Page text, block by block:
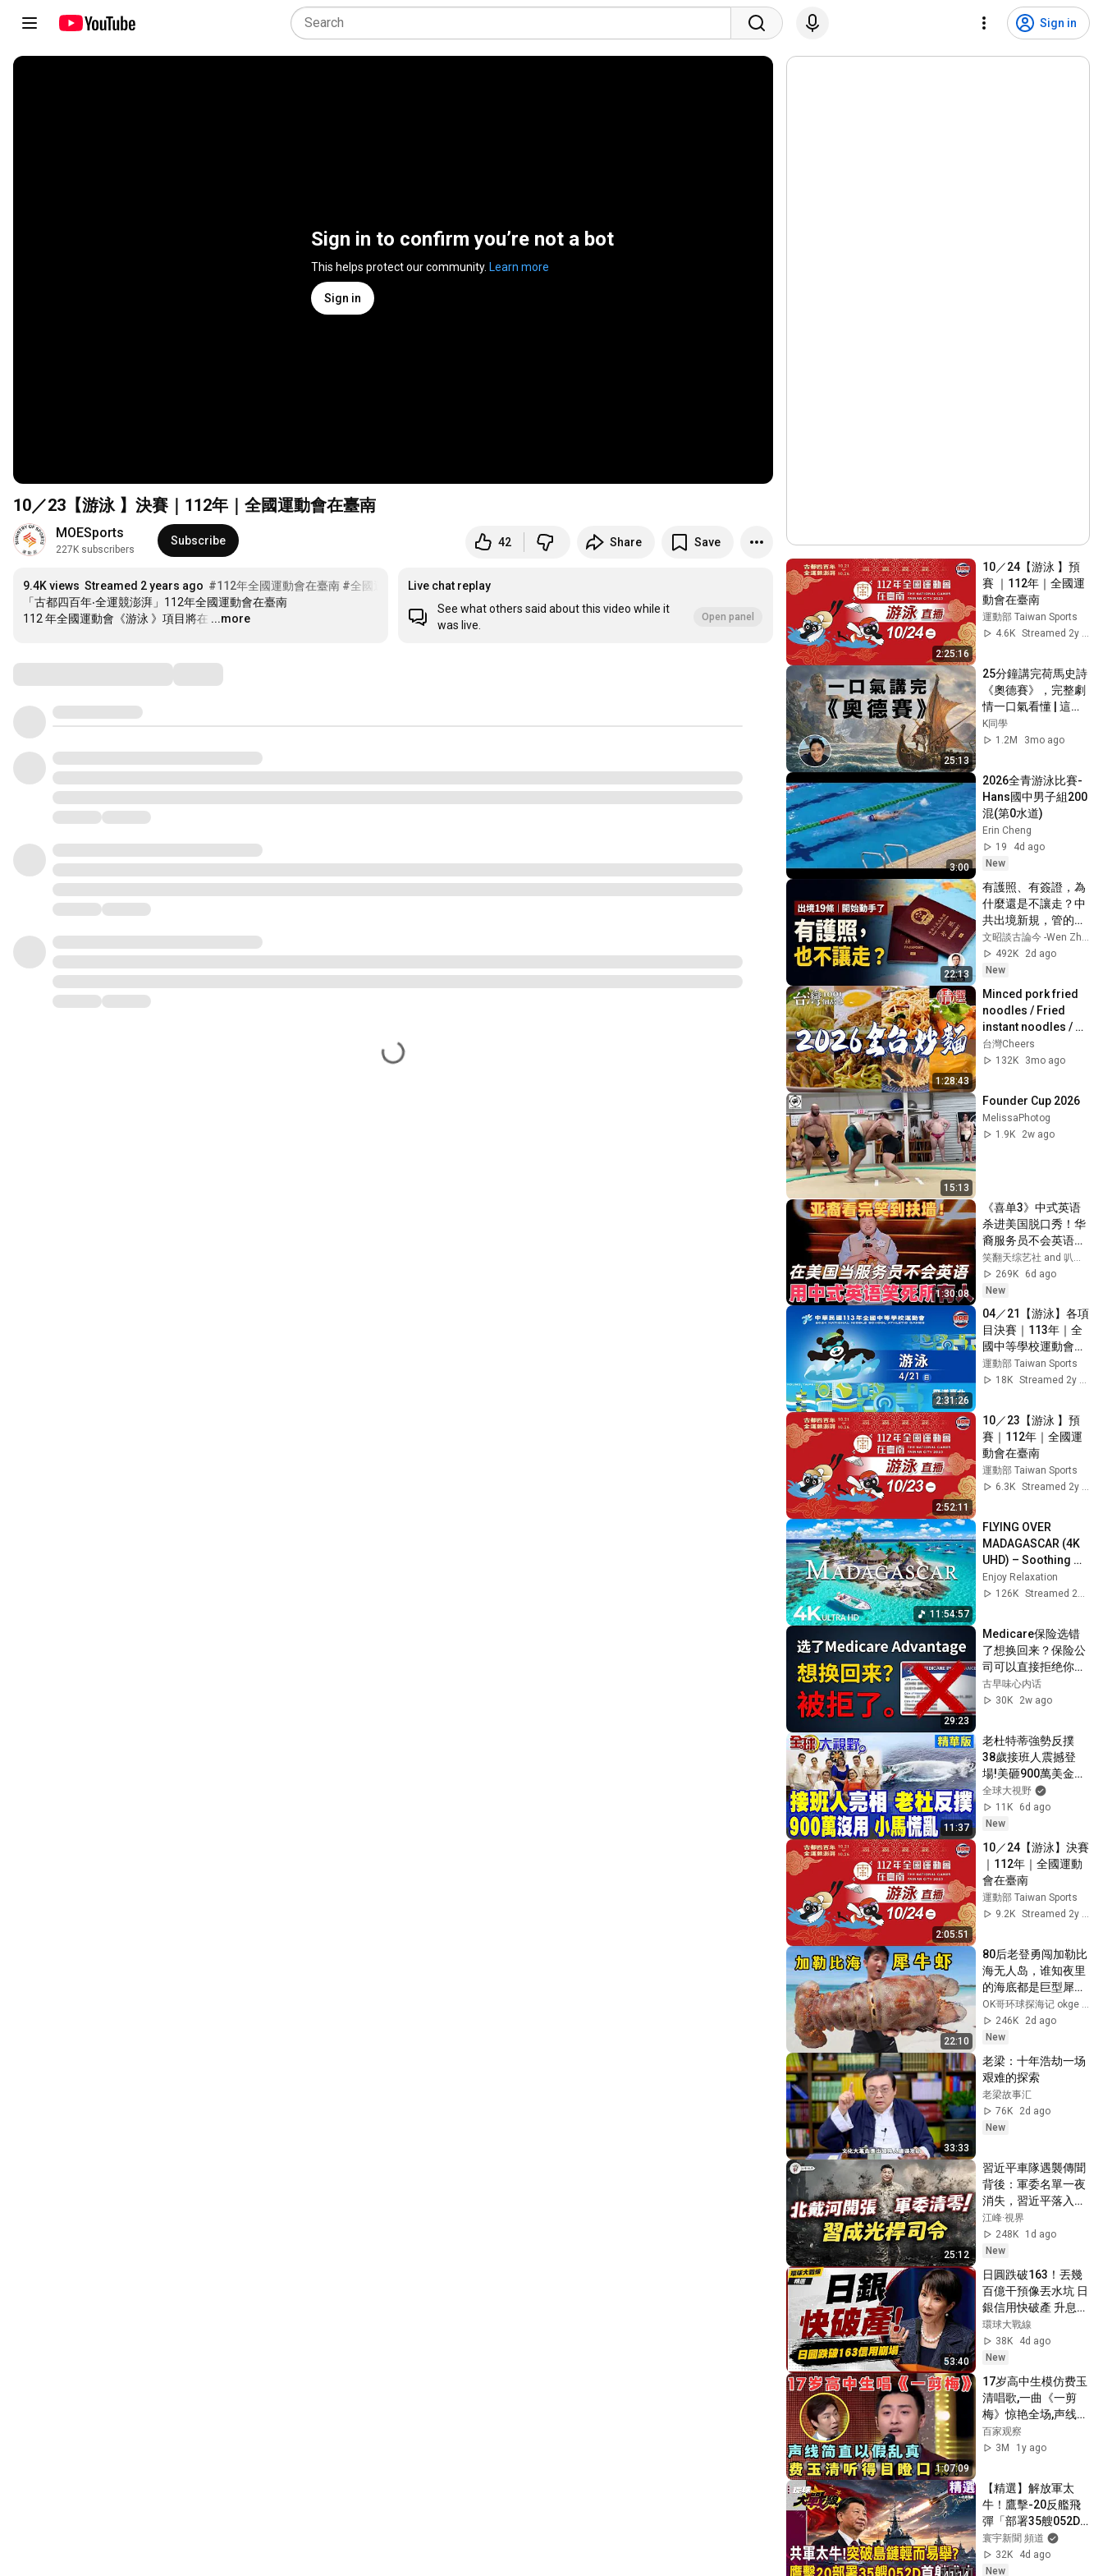
Sign in
Sign in to confirm you’re not a bot
This helps protect our community. Learn more
Sign in
10／23【游泳 】決賽｜112年｜全國運動會在臺南
MOESports
227K subscribers
Subscribe 42 Share Save
9.4K views Streamed 2 years ago #112年全國運動會在臺南 #全國運動會
#體育署傳播人才計畫
「古都四百年‧全運競澎湃」112年全國運動會在臺南
112 年全國運動會《游泳 》項目將在 …
...more
Live chat replay
See what others said about this video while it
was live.
Open panel
2:25:16
10／24【游泳 】預
賽 ｜112年｜全國運
動會在臺南
運動部 Taiwan Sports
4.6K
Streamed 2y ago
25:13
25分鐘講完荷馬史詩
《奧德賽》，完整劇
情一口氣看懂 | 這部
西方文學的開山之
作，到底有多精彩？
K同學
1.2M
3mo ago
3:00
2026全青游泳比賽-
Hans國中男子組200
混(第0水道)
Erin Cheng
19
4d ago
New
22:13
有護照、有簽證，為
什麼還是不讓走？中
共出境新規，管的遠
不止是人（文昭談古
論今1735期）
492K
2d ago
New
1:28:43
Minced pork fried
noodles / Fried
instant noodles /
Beef fried rice
noodles
台灣Cheers
132K
3mo ago
15:13
Founder Cup 2026
MelissaPhotog
1.9K
2w ago
1:30:08
《喜单3》中式英语
杀进美国脱口秀！华
裔服务员不会英语，
靠口音把全场笑疯
了！#喜剧之王单口
季 #脱口秀 #搞笑 #
喜剧 #funny #综艺
笑翻天综艺社 and 叭叭一下
269K
6d ago
New
2:31:26
04／21【游泳】各項
目決賽｜113年｜全
國中等學校運動會在
臺北
運動部 Taiwan Sports
18K
Streamed 2y ago
2:52:11
10／23【游泳 】預
賽｜112年｜全國運
動會在臺南
運動部 Taiwan Sports
6.3K
Streamed 2y ago
11:54:57
FLYING OVER
MADAGASCAR (4K
UHD) – Soothing
Music Along With
Beautiful Nature
UHD #8
Enjoy Relaxation
126K
Streamed 2mo ago
29:23
Medicare保险选错
了想换回来？保险公
司可以直接拒绝你
——华人退休者必看
古早味心内话
30K
2w ago
11:37
老杜特蒂強勢反撲
38歲接班人震撼登
場!美砸900萬美金擴
建碼頭也沒用 小馬可
仕徹底慌亂崩盤|【全
球大視野】精華版 @
全球大視野
Global_Vision
全球大視野
11K
6d ago
New
2:05:51
10／24【游泳】決賽
｜112年｜全國運動
會在臺南
運動部 Taiwan Sports
9.2K
Streamed 2y ago
22:10
80后老登勇闯加勒比
海无人岛，谁知夜里
的海底都是巨型犀牛
虾！#巴哈马 #荒岛
探索 #鲨鱼 #赶海 #
唐冠螺 #拿骚石斑 #
加勒比海
OK哥环球探海记 okge ocean exploration
246K
2d ago
New
33:33
老梁：十年浩劫一场
艰难的探索
老梁故事汇
76K
2d ago
New
25:12
習近平車隊遇襲傳聞
背後：軍委名單一夜
消失，習近平落入權
力真空？蔡奇北戴河
密商，五中全會接班
人浮現？【江峰視界
20260804第453期】
江峰·視界
248K
1d ago
New
53:40
日圓跌破163！丟幾
百億干預像丟水坑 日
銀信用快破產 升息救
匯陷死結｜#環球大
戰線
環球大戰線
38K
4d ago
New
1:07:09
17岁高中生模仿费玉
清唱歌,一曲《一剪
梅》惊艳全场,声线太
像了！小哥都忍不住
赞叹！#隐藏的原唱
百家观察
3M
1y ago
【精選】解放軍太
牛！鷹擊-20反艦飛
彈「部署35艘052D
驅逐艦」成功首射！
中國055萬噸大驅
「突破10艘」突破第
寰宇新聞 頻道
32K
4d ago
New